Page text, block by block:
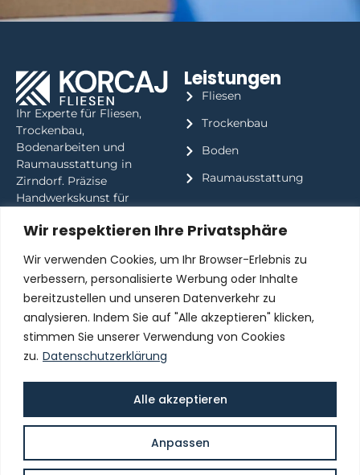
Wir respektieren Ihre Privatsphäre
Wir verwenden Cookies, um Ihr Browser-Erlebnis zu
verbessern, personalisierte Werbung oder Inhalte
bereitzustellen und unseren Datenverkehr zu
analysieren. Indem Sie auf "Alle akzeptieren" klicken,
stimmen Sie unserer Verwendung von Cookies
zu. Datenschutzerklärung
Anpassen
Alle akzeptieren
Ihr Experte für Fliesen,
Trockenbau,
Bodenarbeiten und
Raumausstattung in
Zirndorf. Präzise
Handwerkskunst für
Leistungen
Fliesen
Trockenbau
Boden
Raumausstattung
Kontakt
KORCAJ Fliesen
Ammerndorfer Str. 20,
90513 Zirndorf
01792421115
Informationen
Impressum
Datenschutz
WebMail